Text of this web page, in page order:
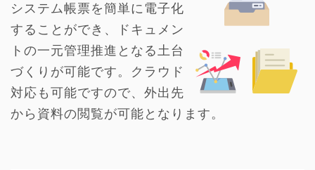
システム帳票を簡単に電子化
することができ、ドキュメン
トの一元管理推進となる土台
づくりが可能です。クラウド
対応も可能ですので、外出先
から資料の閲覧が可能となります。